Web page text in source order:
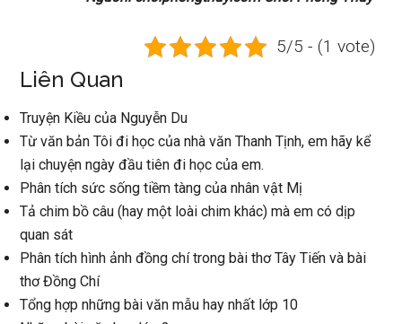
5/5 - (1 vote)
Liên Quan
Truyện Kiều của Nguyễn Du
Từ văn bản Tôi đi học của nhà văn Thanh Tịnh, em hãy kể
lại chuyện ngày đầu tiên đi học của em.
Phân tích sức sống tiềm tàng của nhân vật Mị
Tả chim bồ câu (hay một loài chim khác) mà em có dịp
quan sát
Phân tích hình ảnh đồng chí trong bài thơ Tây Tiến và bài
thơ Đồng Chí
Tổng hợp những bài văn mẫu hay nhất lớp 10